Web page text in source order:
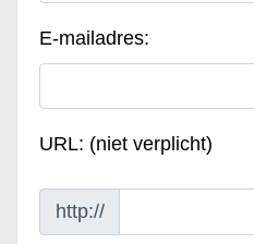
E-mailadres:
URL: (niet verplicht)
http://